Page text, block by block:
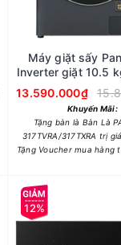
Máy giặt sấy
Inverter giặt 10.5
kg NA-
13.590.000₫
Khuyến Mãi:
Tặng bàn là Bàn Là
317TVRA/317TXRA trị
Tặng Voucher mua hàng
12%